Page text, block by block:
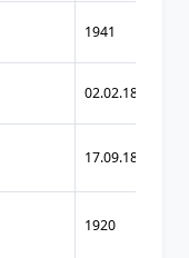
1941
02.02.1881
17.09.1850
1920